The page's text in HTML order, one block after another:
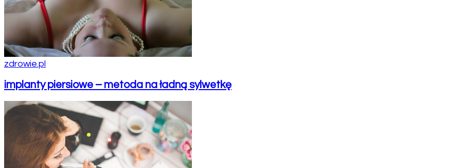
zdrowie.pl
implanty piersiowe – metoda na ładną sylwetkę